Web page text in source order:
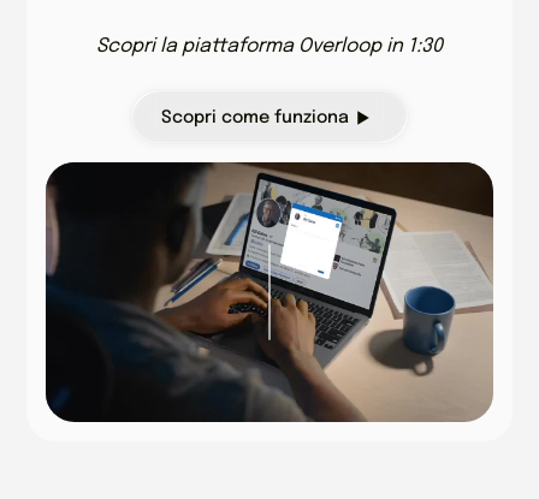
Scopri la piattaforma Overloop in 1:30
Scopri come funziona